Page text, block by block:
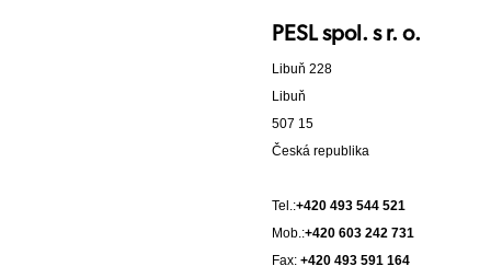
PESL spol. s r. o.
Libuň 228
Libuň
507 15
Česká republika
Tel.:+420 493 544 521
Mob.:+420 603 242 731
Fax: +420 493 591 164